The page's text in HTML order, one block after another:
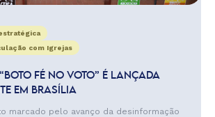
com Igrejas
FÉ NO VOTO” É LANÇADA
EM BRASÍLIA
marcado pelo avanço da desinformação